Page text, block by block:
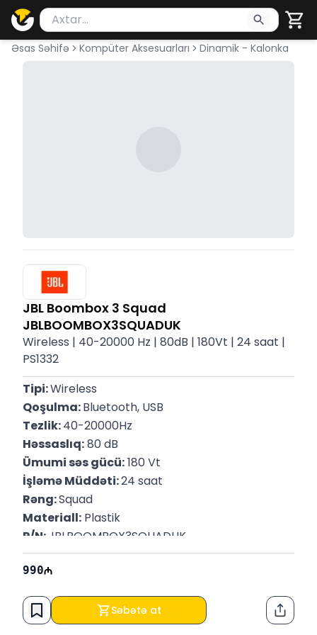
Məhsul axtar
Axtarış üçün ən azı 2 simvol yazın. Göndərmək
Əsas Səhifə Kompüter Aksesuarları Dinamik - Kalonka
JBL Boombox 3 Squad
JBLBOOMBOX3SQUADUK
Wireless | 40-20000 Hz | 80dB | 180Vt | 24 saat |
PS1332
Tipi: Wireless
Qoşulma: Bluetooth, USB
Tezlik: 40-20000Hz
Həssaslıq: 80 dB
Ümumi səs gücü: 180 Vt
İşləmə Müddəti: 24 saat
Rəng: Squad
Materiall: Plastik
P/N: JBLBOOMBOX3SQUADUK
990
Səbətə at